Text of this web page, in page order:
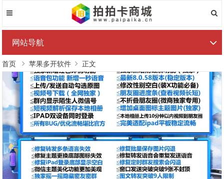
网站导航
首页 苹果多开软件 正文